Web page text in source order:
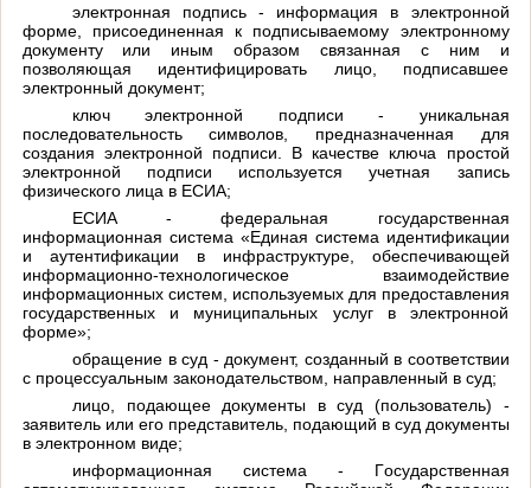
электронная подпись - информация в электронной
форме, присоединенная к подписываемому электронному
документу или иным образом связанная с ним и
позволяющая идентифицировать лицо, подписавшее
электронный документ;
ключ электронной подписи - уникальная
последовательность символов, предназначенная для
создания электронной подписи. В качестве ключа простой
электронной подписи используется учетная запись
физического лица в ЕСИА;
ЕСИА - федеральная государственная
информационная система «Единая система идентификации
и аутентификации в инфраструктуре, обеспечивающей
информационно-технологическое взаимодействие
информационных систем, используемых для предоставления
государственных и муниципальных услуг в электронной
форме»;
обращение в суд - документ, созданный в соответствии
с процессуальным законодательством, направленный в суд;
лицо, подающее документы в суд (пользователь) -
заявитель или его представитель, подающий в суд документы
в электронном виде;
информационная система - Государственная